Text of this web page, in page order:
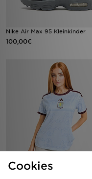
Nike Air Max 95 Kleinkinder
100,00€
adidas Aston Villa FC 2026/27
Cookies